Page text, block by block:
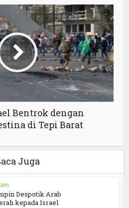
Bentrok dengan
di Tepi Barat
Juga
Despotik Arab
kepada Israel